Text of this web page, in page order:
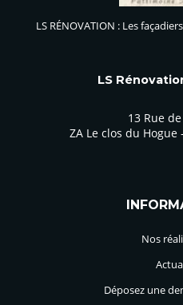
LS RÉNOVATION : Les
LS
13 Rue
ZA Le clos du Hogue
Nos
Déposez une